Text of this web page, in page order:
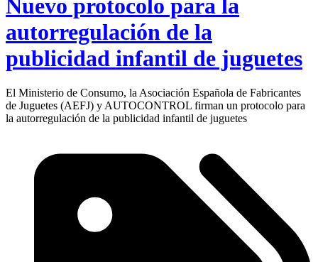
Nuevo protocolo para la
autorregulación de la
publicidad infantil de juguetes
El Ministerio de Consumo, la Asociación Española de Fabricantes
de Juguetes (AEFJ) y AUTOCONTROL firman un protocolo para
la autorregulación de la publicidad infantil de juguetes